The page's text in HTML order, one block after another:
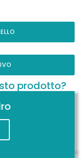
prodotto?